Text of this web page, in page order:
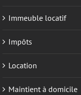
Immeuble locatif
Impôts
Location
Maintient à domicile